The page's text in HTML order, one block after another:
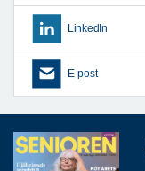
LinkedIn
E-post